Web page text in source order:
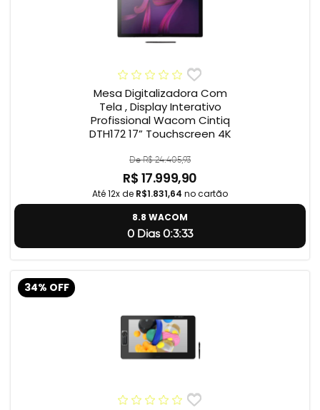
Mesa Digitalizadora Com
Tela , Display Interativo
Profissional Wacom Cintiq
DTH172 17” Touchscreen 4K
De R$ 24.405,93
R$ 17.999,90
Até 12x de R$1.831,64 no cartão
8.8 WACOM
0 Dias 0:3:32
34% OFF